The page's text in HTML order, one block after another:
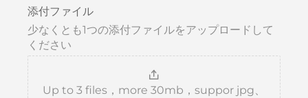
添付ファイル
少なくとも1つの添付ファイルをアップロードして
ください
Up to 3 files，more 30mb，suppor jpg、